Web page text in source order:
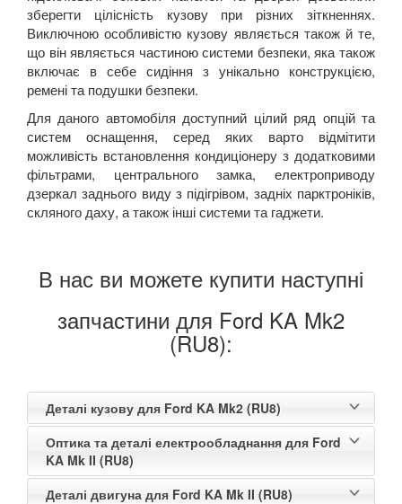
зберегти цілісність кузову при різних зіткненнях.
Виключною особливістю кузову являється також й те,
що він являється частиною системи безпеки, яка також
включає в себе сидіння з унікально конструкцією,
ремені та подушки безпеки.
Для даного автомобіля доступний цілий ряд опцій та
систем оснащення, серед яких варто відмітити
можливість встановлення кондиціонеру з додатковими
фільтрами, центрального замка, електроприводу
дзеркал заднього виду з підігрівом, задніх парктроніків,
скляного даху, а також інші системи та гаджети.
В нас ви можете купити наступні
запчастини для Ford KA Mk2
(RU8):
Деталі кузову для Ford KA Mk2 (RU8)
Оптика та деталі електрообладнання для Ford
KA Mk II (RU8)
Деталі двигуна для Ford KA Mk II (RU8)